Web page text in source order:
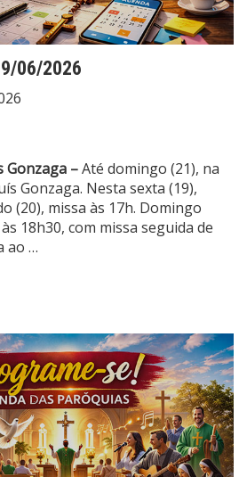
06/2026
Gonzaga –Até domingo (21), na
Gonzaga. Nesta sexta (19),
(20), missa às 17h. Domingo
18h30, com missa seguida de
ao …